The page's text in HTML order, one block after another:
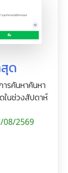
ด
รค้นหาค้นหา
นช่วงสัปดาห์
08/2569